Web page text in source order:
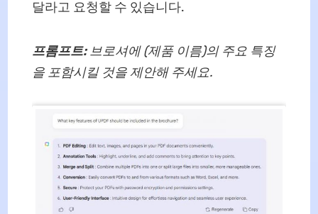
달라고 요청할 수 있습니다.
프롬프트:브로셔에 (제품 이름)의 주요 특징
을 포함시킬 것을 제안해 주세요.